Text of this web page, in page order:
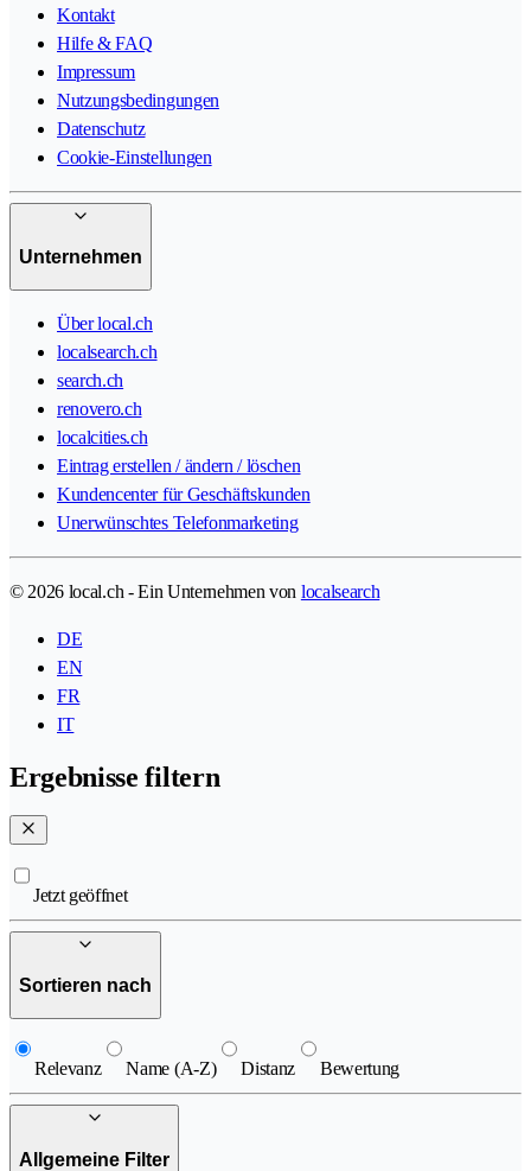
Kontakt
Hilfe & FAQ
Impressum
Nutzungsbedingungen
Datenschutz
Cookie-Einstellungen
Unternehmen
Über local.ch
localsearch.ch
search.ch
renovero.ch
localcities.ch
Eintrag erstellen / ändern / löschen
Kundencenter für Geschäftskunden
Unerwünschtes Telefonmarketing
© 2026 local.ch - Ein Unternehmen von localsearch
DE
EN
FR
IT
Ergebnisse filtern
Jetzt geöffnet
Sortieren nach
Relevanz Name (A-Z) Distanz Bewertung
Allgemeine Filter